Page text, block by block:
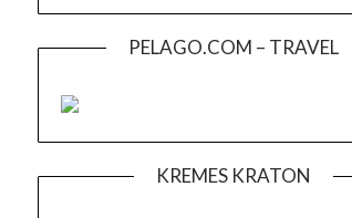
PELAGO.COM – TRAVEL
KREMES KRATON